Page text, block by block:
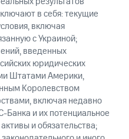
в себя: текущие
включая
с Украиной;
введенных
юридических
Штатами Америки,
Королевством
включая недавно
и их потенциальное
и обязательства;